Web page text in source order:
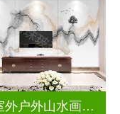
室内室外户外山水画玻璃